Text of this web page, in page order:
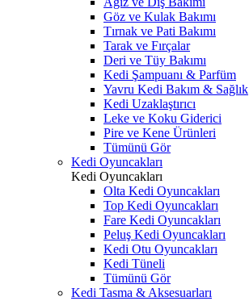
Göz ve Kulak Bakımı
Tırnak ve Pati Bakımı
Tarak ve Fırçalar
Deri ve Tüy Bakımı
Kedi Şampuanı & Parfüm
Yavru Kedi Bakım & Sağlık
Kedi Uzaklaştırıcı
Leke ve Koku Giderici
Pire ve Kene Ürünleri
Tümünü Gör
Kedi Oyuncakları
Kedi Oyuncakları
Olta Kedi Oyuncakları
Top Kedi Oyuncakları
Fare Kedi Oyuncakları
Peluş Kedi Oyuncakları
Kedi Otu Oyuncakları
Kedi Tüneli
Tümünü Gör
Kedi Tasma & Aksesuarları